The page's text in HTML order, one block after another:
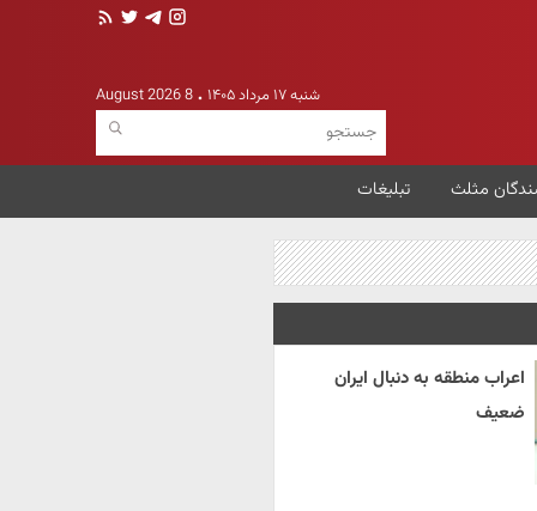
شنبه ۱۷ مرداد ۱۴۰۵ 8 August 2026
مثلث تبلیغات
اعراب منطقه به دنبال ایران
ضعیف